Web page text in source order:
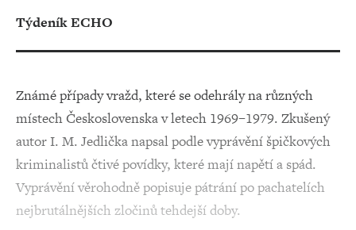
Týdeník ECHO
Známé případy vražd, které se odehrály na různých
místech Československa v letech 1969–1979. Zkušený
autor I. M. Jedlička napsal podle vyprávění špičkových
kriminalistů čtivé povídky, které mají napětí a spád.
Vyprávění věrohodně popisuje pátrání po pachatelích
nejbrutálnějších zločinů tehdejší doby.